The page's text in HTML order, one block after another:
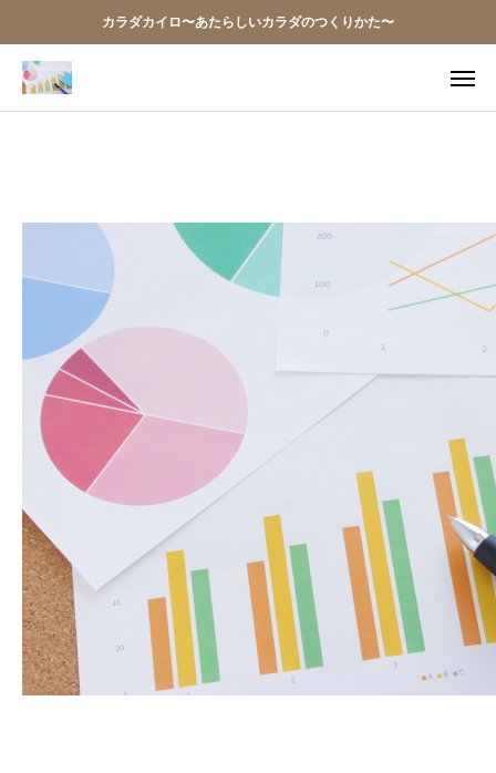
カラダカイロ〜あたらしいカラダのつくりかた〜
お問い合わせ
当院の想い
お知らせ
アクセス
施術案内
施術料金
適応症状
書籍出版